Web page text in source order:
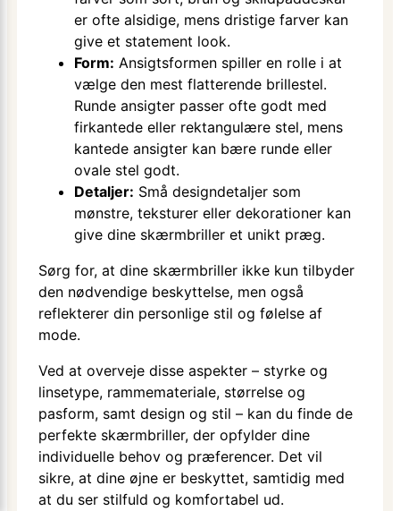
er ofte alsidige, mens dristige farver kan
give et statement look.
Form: Ansigtsformen spiller en rolle i at
vælge den mest flatterende brillestel.
Runde ansigter passer ofte godt med
firkantede eller rektangulære stel, mens
kantede ansigter kan bære runde eller
ovale stel godt.
Detaljer: Små designdetaljer som
mønstre, teksturer eller dekorationer kan
give dine skærmbriller et unikt præg.
Sørg for, at dine skærmbriller ikke kun tilbyder
den nødvendige beskyttelse, men også
reflekterer din personlige stil og følelse af
mode.
Ved at overveje disse aspekter – styrke og
linsetype, rammemateriale, størrelse og
pasform, samt design og stil – kan du finde de
perfekte skærmbriller, der opfylder dine
individuelle behov og præferencer. Det vil
sikre, at dine øjne er beskyttet, samtidig med
at du ser stilfuld og komfortabel ud.